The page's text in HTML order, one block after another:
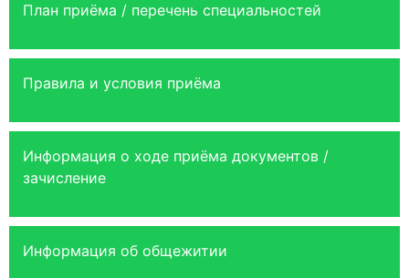
План приёма / перечень специальностей
Правила и условия приёма
Информация о ходе приёма документов /
зачисление
Информация об общежитии